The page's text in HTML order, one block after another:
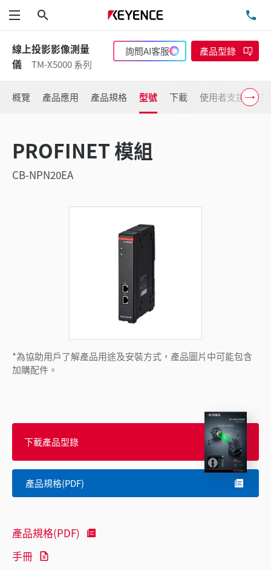
功能表
線上投影影像測量
儀
TM-X5000 系列
詢問AI客服 產品型錄
概覽 產品應用 產品規格 型號 下載 使用者支援 了
PROFINET 模組
CB-NPN20EA
*為協助用戶了解產品用途及安裝方式，產品圖片中可能包含
加購配件。
下載產品型錄
產品規格(PDF)
產品規格(PDF)
手冊